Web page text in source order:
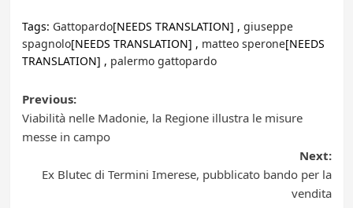
Tags: Gattopardo[NEEDS TRANSLATION] , giuseppe
spagnolo[NEEDS TRANSLATION] , matteo sperone[NEEDS
TRANSLATION] , palermo gattopardo
Post
navigation
Previous:
Viabilità nelle Madonie, la Regione illustra le misure
messe in campo
Next:
Ex Blutec di Termini Imerese, pubblicato bando per la
vendita